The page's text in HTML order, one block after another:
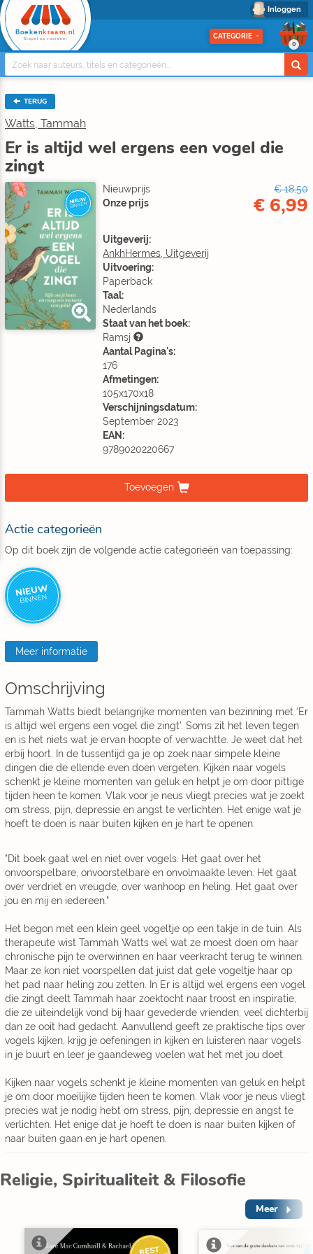
Inloggen
Boeken kraam.nl
Stapel op voordeel CATEGORIE
0
TERUG
Watts, Tammah
Er is altijd wel ergens een vogel die
zingt
NIEUW
BINNEN
Nieuwprijs
€ 18,50
Onze prijs
€ 6,99
Uitgeverij:
AnkhHermes, Uitgeverij
Uitvoering:
Paperback
Taal:
Nederlands
Staat van het boek:
Ramsj
Aantal Pagina's:
176
Afmetingen:
105x170x18
Verschijningsdatum:
September 2023
EAN:
9789020220667
Toevoegen
Actie categorieën
Op dit boek zijn de volgende actie categorieën van toepassing:
NIEUW
BINNEN
Meer informatie
Omschrijving
Tammah Watts biedt belangrijke momenten van bezinning met ‘Er
is altijd wel ergens een vogel die zingt’. Soms zit het leven tegen
en is het niets wat je ervan hoopte of verwachtte. Je weet dat het
erbij hoort. In de tussentijd ga je op zoek naar simpele kleine
dingen die de ellende even doen vergeten. Kijken naar vogels
schenkt je kleine momenten van geluk en helpt je om door pittige
tijden heen te komen. Vlak voor je neus vliegt precies wat je zoekt
om stress, pijn, depressie en angst te verlichten. Het enige wat je
hoeft te doen is naar buiten kijken en je hart te openen.
"Dit boek gaat wel en niet over vogels. Het gaat over het
onvoorspelbare, onvoorstelbare en onvolmaakte leven. Het gaat
over verdriet en vreugde, over wanhoop en heling. Het gaat over
jou en mij en iedereen."
Het begon met een klein geel vogeltje op een takje in de tuin. Als
therapeute wist Tammah Watts wel wat ze moest doen om haar
chronische pijn te overwinnen en haar veerkracht terug te winnen.
Maar ze kon niet voorspellen dat juist dat gele vogeltje haar op
het pad naar heling zou zetten. In Er is altijd wel ergens een vogel
die zingt deelt Tammah haar zoektocht naar troost en inspiratie,
die ze uiteindelijk vond bij haar gevederde vrienden, veel dichterbij
dan ze ooit had gedacht. Aanvullend geeft ze praktische tips over
vogels kijken, krijg je oefeningen in kijken en luisteren naar vogels
in je buurt en leer je gaandeweg voelen wat het met jou doet.
Kijken naar vogels schenkt je kleine momenten van geluk en helpt
je om door moeilijke tijden heen te komen. Vlak voor je neus vliegt
precies wat je nodig hebt om stress, pijn, depressie en angst te
verlichten. Het enige dat je hoeft te doen is naar buiten kijken of
naar buiten gaan en je hart openen.
Religie, Spiritualiteit & Filosofie
Meer
BEST